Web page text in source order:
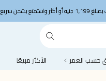
اطلب بمبلغ 1,199 جنيه أو أكثر واستمتع بشحن سريع مجاني — استخدم الكود
حسب العمر الأكثر مبيعًا